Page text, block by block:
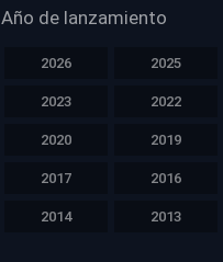
Año de lanzamiento
2026 2025
2023 2022
2020 2019
2017 2016
2014 2013